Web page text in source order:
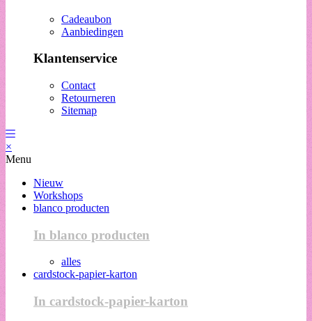
Cadeaubon
Aanbiedingen
Klantenservice
Contact
Retourneren
Sitemap
×
Menu
Nieuw
Workshops
blanco producten
In blanco producten
alles
cardstock-papier-karton
In cardstock-papier-karton